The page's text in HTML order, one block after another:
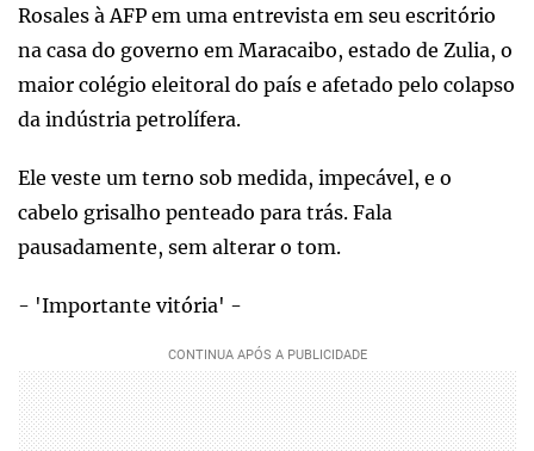
Rosales à AFP em uma entrevista em seu escritório
na casa do governo em Maracaibo, estado de Zulia, o
maior colégio eleitoral do país e afetado pelo colapso
da indústria petrolífera.
Ele veste um terno sob medida, impecável, e o
cabelo grisalho penteado para trás. Fala
pausadamente, sem alterar o tom.
- 'Importante vitória' -